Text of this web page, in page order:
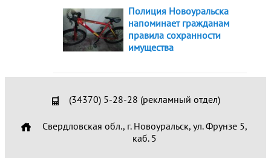
Полиция Новоуральска
напоминает гражданам
правила сохранности
имущества
(34370) 5-28-28 (рекламный отдел)
Свердловская обл., г. Новоуральск, ул. Фрунзе 5,
каб. 5